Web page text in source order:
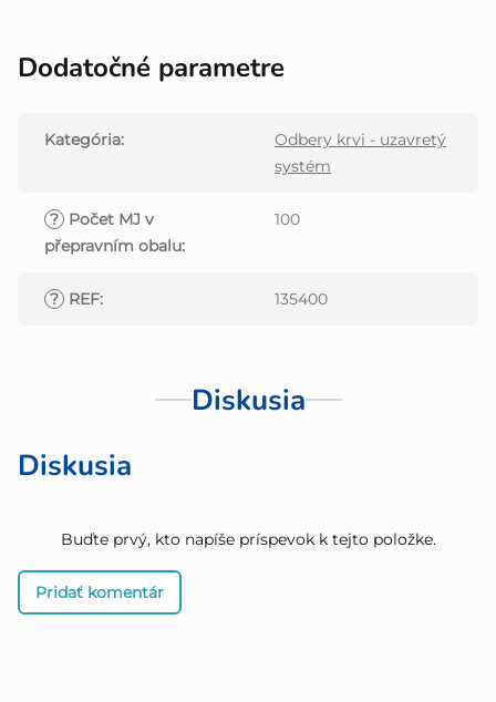
Dodatočné parametre
Kategória:
Odbery krvi - uzavretý
systém
? Počet MJ v
přepravním obalu:
100
? REF: 135400
Diskusia
Diskusia
Buďte prvý, kto napíše príspevok k tejto položke.
Pridať komentár